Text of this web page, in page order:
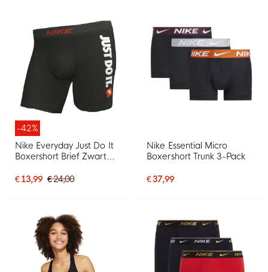
-42%
Nike Everyday Just Do It
Boxershort Brief Zwart
€ 13,99 € 24,00
Nike Essential Micro
Boxershort Trunk 3-Pack
€ 37,99